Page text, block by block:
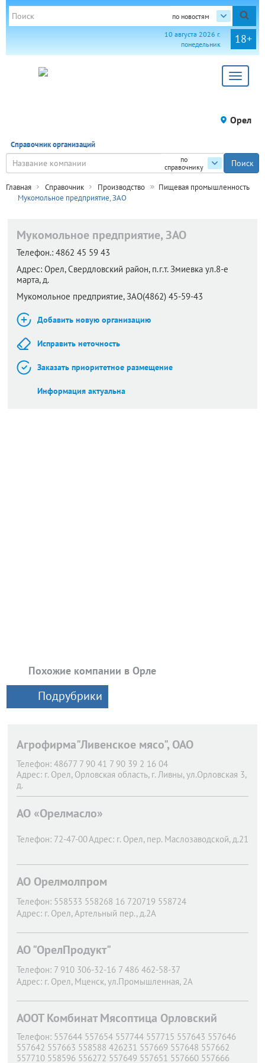
по новостям
18+
10 августа 2026 г.
понедельник
Toggle
Орел
Справочник организаций
по
справочнику
Главная Справочник Производство
Пищевая промышленность
Мукомольное предприятие, ЗАО
Мукомольное предприятие, ЗАО
Телефон.: 4862 45 59 43
Адрес: Орел,Свердловский район, п.г.т. Змиевка ул.8-е
марта, д.
Мукомольное предприятие, ЗАО(4862) 45-59-43
Добавить новую организацию
Исправить неточность
Заказать приоритетное размещение
Информация актуальна
Похожие компании в Орле
Подрубрики
Агрофирма"Ливенское мясо", ОАО
Телефон: 48677 7 90 41 7 90 39 2 16 04
Адрес: г. Орел, Орловская область, г. Ливны, ул.Орловская 3,
д.
АО «Орелмасло»
Телефон: 72-47-00Адрес: г. Орел, пер. Маслозаводской, д.21
АО Орелмолпром
Телефон: 558533 558268 16 720719 558724
Адрес: г. Орел, Артельный пер., д.2А
АО "ОрелПродукт"
Телефон: 7 910 306-32-16 7 486 462-58-37
Адрес: г. Орел, Мценск, ул.Промышленная, 2А
АООТ Комбинат Мясоптица Орловский
Телефон: 557644 557654 557744 557715 557643 557646
557642 557663 558588 426231 557669 557648 557662
557710 558596 556272 557649 557651 557660 557666